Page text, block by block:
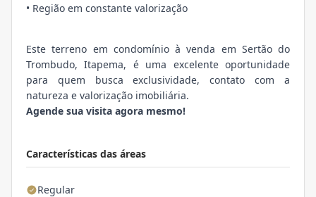
Características das áreas
Regular
• Região em constante valorização
Este terreno em condomínio à venda em Sertão do
Trombudo, Itapema, é uma excelente oportunidade
para quem busca exclusividade, contato com a
natureza e valorização imobiliária.
Agende sua visita agora mesmo!